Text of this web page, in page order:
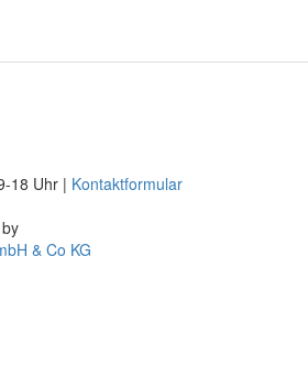
18 Uhr | Kontaktformular
& Co KG